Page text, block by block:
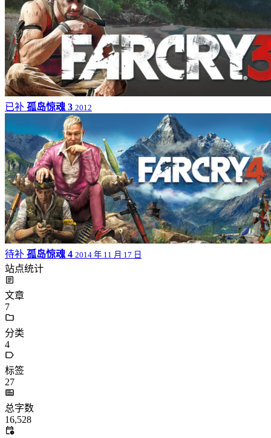
已补 孤岛惊魂 3 2012
待补 孤岛惊魂 4 2014 年 11 月 17 日
站点统计
文章
7
分类
4
标签
27
总字数
16,528